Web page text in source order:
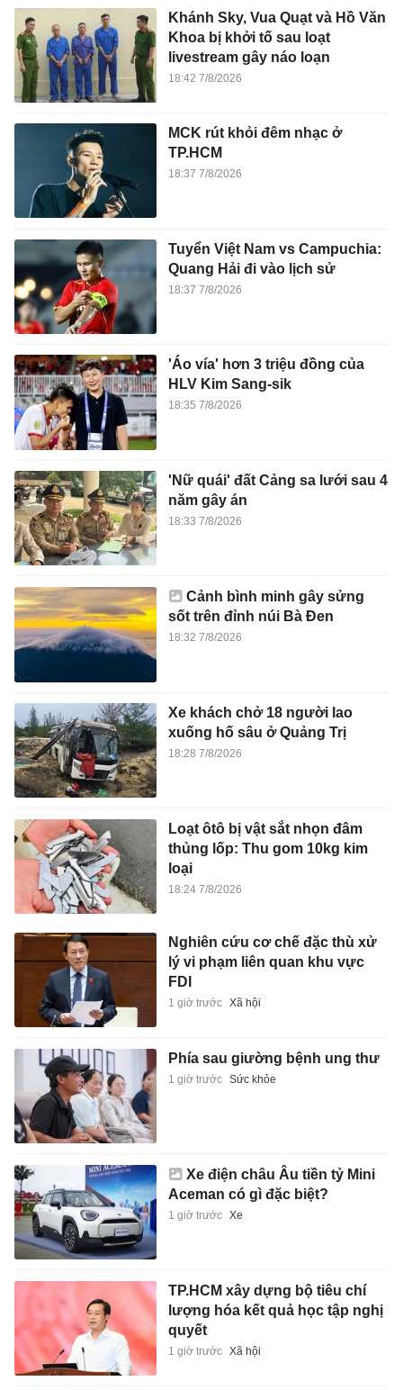
Khánh Sky, Vua Quạt và Hồ Văn
Khoa bị khởi tố sau loạt
livestream gây náo loạn
18:42 7/8/2026
MCK rút khỏi đêm nhạc ở
TP.HCM
18:37 7/8/2026
Tuyển Việt Nam vs Campuchia:
Quang Hải đi vào lịch sử
18:37 7/8/2026
'Áo vía' hơn 3 triệu đồng của
HLV Kim Sang-sik
18:35 7/8/2026
'Nữ quái' đất Cảng sa lưới sau 4
năm gây án
18:33 7/8/2026
Cảnh bình minh gây sửng
sốt trên đỉnh núi Bà Đen
18:32 7/8/2026
Xe khách chở 18 người lao
xuống hố sâu ở Quảng Trị
18:28 7/8/2026
Loạt ôtô bị vật sắt nhọn đâm
thủng lốp: Thu gom 10kg kim
loại
18:24 7/8/2026
Nghiên cứu cơ chế đặc thù xử
lý vi phạm liên quan khu vực
FDI
1 giờ trước Xã hội
Phía sau giường bệnh ung thư
1 giờ trước Sức khỏe
Xe điện châu Âu tiền tỷ Mini
Aceman có gì đặc biệt?
1 giờ trước Xe
TP.HCM xây dựng bộ tiêu chí
lượng hóa kết quả học tập nghị
quyết
1 giờ trước Xã hội